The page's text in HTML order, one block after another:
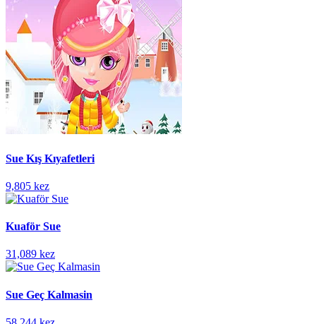
Sue Kış Kıyafetleri
9,805 kez
Kuaför Sue
31,089 kez
Sue Geç Kalmasin